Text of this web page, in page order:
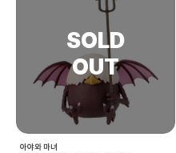
아야와 마녀